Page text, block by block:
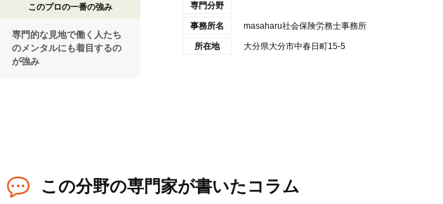
このプロの一番の強み
専門的な見地で働く人たち
のメンタルにも着目するの
が強み
専門分野
事務所名 masaharu社会保険労務士事務所
所在地 大分県大分市中春日町15-5
この分野の専門家が書いたコラム